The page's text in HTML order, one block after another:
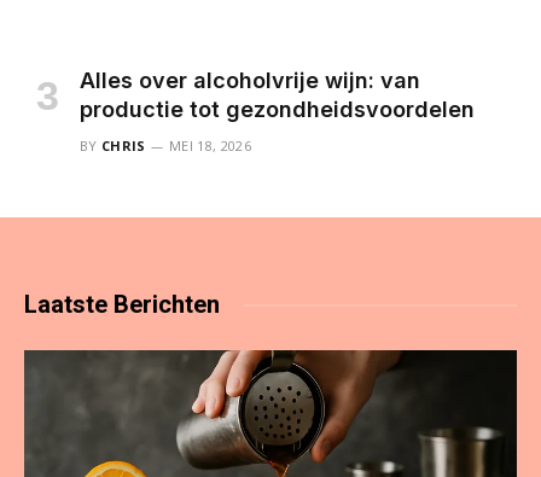
Alles over alcoholvrije wijn: van
productie tot gezondheidsvoordelen
BY CHRIS MEI 18, 2026
Laatste Berichten